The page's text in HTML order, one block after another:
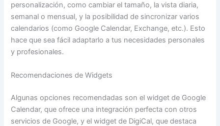
personalización, como cambiar el tamaño, la vista diaria,
semanal o mensual, y la posibilidad de sincronizar varios
calendarios (como Google Calendar, Exchange, etc.). Esto
hace que sea fácil adaptarlo a tus necesidades personales
y profesionales.
Recomendaciones de Widgets
Algunas opciones recomendadas son el widget de Google
Calendar, que ofrece una integración perfecta con otros
servicios de Google, y el widget de DigiCal, que destaca